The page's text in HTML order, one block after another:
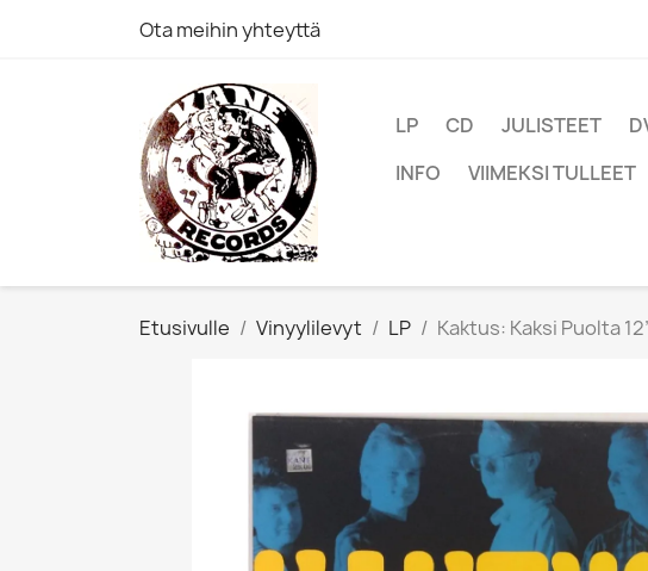
Ota meihin yhteyttä
LP CD JULISTEET
INFO
VIIMEKSI TULLEET
Etusivulle Vinyylilevyt LP Kaktus: Kaksi Puolta